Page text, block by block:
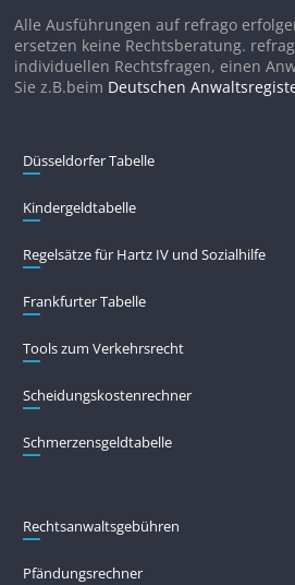
Alle Ausführungen auf refrago
ersetzen keine Rechtsberatung.
individuellen Rechtsfragen, einen
Sie z.B.beim Deutschen
Düsseldorfer Tabelle
Kindergeldtabelle
Regelsätze für Hartz IV und Sozialhilfe
Frankfurter Tabelle
Tools zum Verkehrsrecht
Scheidungskostenrechner
Schmerzensgeldtabelle
Rechtsanwaltsgebühren
Pfändungs­rechner